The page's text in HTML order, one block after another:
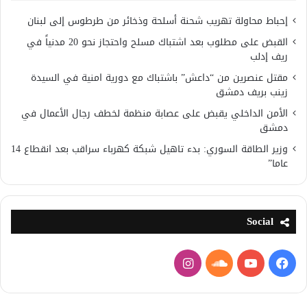
إحباط محاولة تهريب شحنة أسلحة وذخائر من طرطوس إلى لبنان
القبض على مطلوب بعد اشتباك مسلح واحتجاز نحو 20 مدنياً في
ريف إدلب
مقتل عنصرين من “داعش” باشتباك مع دورية امنية في السيدة
زينب بريف دمشق
الأمن الداخلي يقبض على عصابة منظمة لخطف رجال الأعمال في
دمشق
وزير الطاقة السوري: بدء تاهيل شبكة كهرباء سراقب بعد انقطاع 14
عاما”
Social
فيسبوكيوتيوبساوند
كلاود
انستقرام